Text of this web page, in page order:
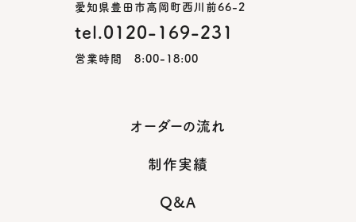
愛知県豊田市高岡町西川前66-2
tel.0120-169-231
営業時間 8:00-18:00
オーダーの流れ
制作実績
Q&A